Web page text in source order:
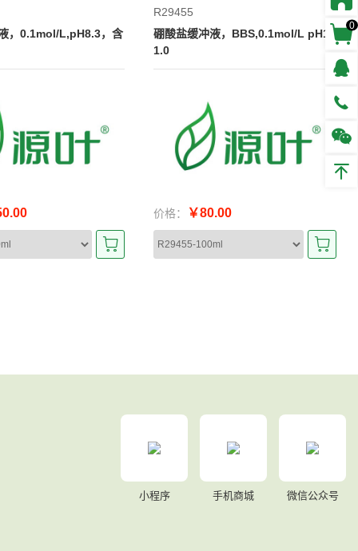
，0.1mol/L,pH8.3，含
R29455
硼酸盐缓冲液，BBS,0.1mol/L pH1
1.0
价格： ￥80.00
小程序 手机商城 微信公众号
0